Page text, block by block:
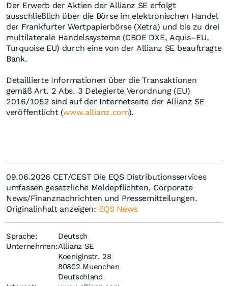
Der Erwerb der Aktien der Allianz SE erfolgt
ausschließlich über die Börse im elektronischen Handel
der Frankfurter Wertpapierbörse (Xetra) und bis zu drei
multilaterale Handelssysteme (CBOE DXE, Aquis–EU,
Turquoise EU) durch eine von der Allianz SE beauftragte
Bank.
Detaillierte Informationen über die Transaktionen
gemäß Art. 2 Abs. 3 Delegierte Verordnung (EU)
2016/1052 sind auf der Internetseite der Allianz SE
veröffentlicht (www.allianz.com).
09.06.2026 CET/CEST Die EQS Distributionsservices
umfassen gesetzliche Meldepflichten, Corporate
News/Finanznachrichten und Pressemitteilungen.
Originalinhalt anzeigen: EQS News
Sprache:
Deutsch
Unternehmen:Allianz SE
Koeniginstr. 28
80802 Muenchen
Deutschland